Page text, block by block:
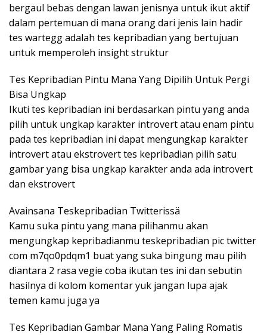
bergaul bebas dengan lawan jenisnya untuk ikut aktif
dalam pertemuan di mana orang dari jenis lain hadir
tes wartegg adalah tes kepribadian yang bertujuan
untuk memperoleh insight struktur
Tes Kepribadian Pintu Mana Yang Dipilih Untuk Pergi
Bisa Ungkap
Ikuti tes kepribadian ini berdasarkan pintu yang anda
pilih untuk ungkap karakter introvert atau enam pintu
pada tes kepribadian ini dapat mengungkap karakter
introvert atau ekstrovert tes kepribadian pilih satu
gambar yang bisa ungkap karakter anda ada introvert
dan ekstrovert
Avainsana Teskepribadian Twitterissä
Kamu suka pintu yang mana pilihanmu akan
mengungkap kepribadianmu teskepribadian pic twitter
com m7qo0pdqm1 buat yang suka bingung mau pilih
diantara 2 rasa vegie coba ikutan tes ini dan sebutin
hasilnya di kolom komentar yuk jangan lupa ajak
temen kamu juga ya
Tes Kepribadian Gambar Mana Yang Paling Romatis